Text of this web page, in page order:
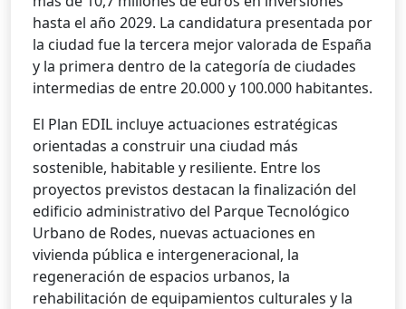
hasta el año 2029. La candidatura presentada por
la ciudad fue la tercera mejor valorada de España
y la primera dentro de la categoría de ciudades
intermedias de entre 20.000 y 100.000 habitantes.
El Plan EDIL incluye actuaciones estratégicas
orientadas a construir una ciudad más
sostenible, habitable y resiliente. Entre los
proyectos previstos destacan la finalización del
edificio administrativo del Parque Tecnológico
Urbano de Rodes, nuevas actuaciones en
vivienda pública e intergeneracional, la
regeneración de espacios urbanos, la
rehabilitación de equipamientos culturales y la